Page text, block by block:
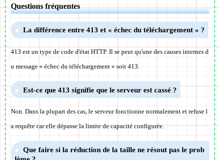
Questions fréquentes
La différence entre 413 et « échec du téléchargement » ?
413 est un type de code d'état HTTP. Il se peut qu'une des causes internes d
u message « échec du téléchargement » soit 413.
Est-ce que 413 signifie que le serveur est cassé ?
Non. Dans la plupart des cas, le serveur fonctionne normalement et refuse l
a requête car elle dépasse la limite de capacité configurée.
Que faire si la réduction de la taille ne résout pas le prob